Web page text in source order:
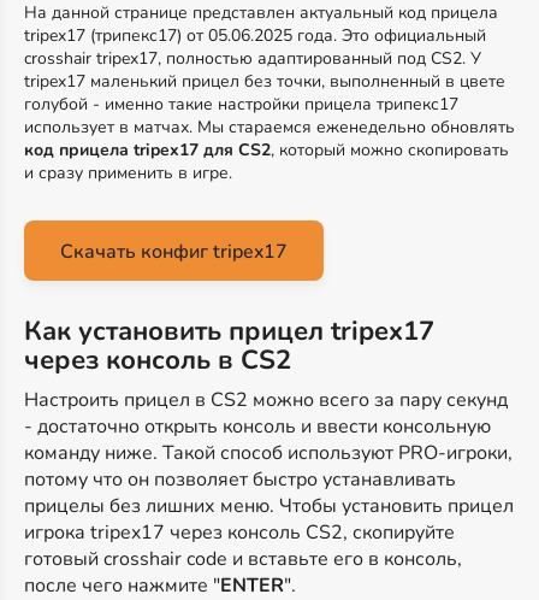
На данной странице представлен актуальный код прицела
tripex17 (трипекс17) от 05.06.2025 года. Это официальный
crosshair tripex17, полностью адаптированный под CS2. У
tripex17 маленький прицел без точки, выполненный в цвете
голубой - именно такие настройки прицела трипекс17
использует в матчах. Мы стараемся еженедельно обновлять
код прицела tripex17 для CS2, который можно скопировать
и сразу применить в игре.
Скачать конфиг tripex17
Как установить прицел tripex17
через консоль в CS2
Настроить прицел в CS2 можно всего за пару секунд
- достаточно открыть консоль и ввести консольную
команду ниже. Такой способ используют PRO-игроки,
потому что он позволяет быстро устанавливать
прицелы без лишних меню. Чтобы установить прицел
игрока tripex17 через консоль CS2, скопируйте
готовый crosshair code и вставьте его в консоль,
после чего нажмите "ENTER".